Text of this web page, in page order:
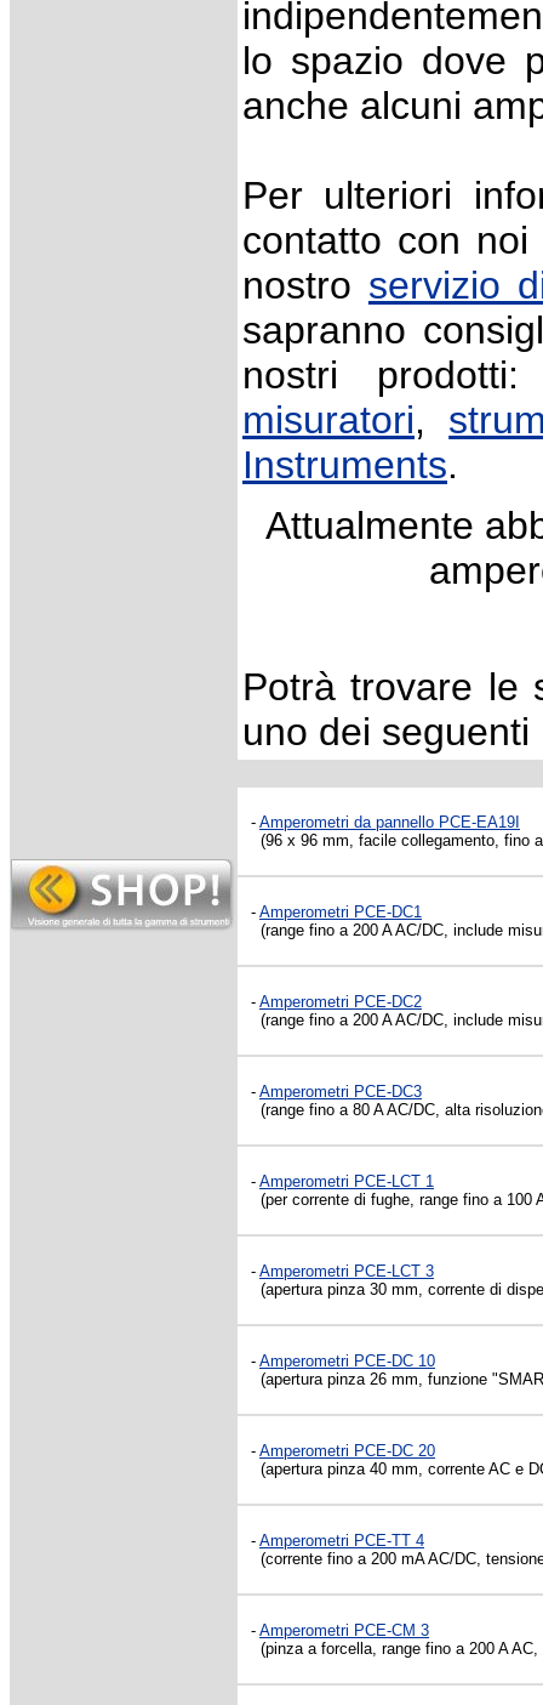
lo spazio dove
anche alcuni
Per ulteriori
contatto con
nostro servizio
sapranno
nostri
misuratori,
Instruments.
Attualmente
Potrà trovare le
uno dei seguenti
- Amperometri da pannello PCE-EA19I
(96 x 96 mm, facile collegamento, fino
- Amperometri PCE-DC1
(range fino a 200 A AC/DC, include
- Amperometri PCE-DC2
(range fino a 200 A AC/DC, include
- Amperometri PCE-DC3
(range fino a 80 A AC/DC, alta
- Amperometri PCE-LCT 1
(per corrente di fughe, range fino a 100
- Amperometri PCE-LCT 3
(apertura pinza 30 mm, corrente di
- Amperometri PCE-DC 10
(apertura pinza 26 mm, funzione
- Amperometri PCE-DC 20
(apertura pinza 40 mm, corrente AC e
- Amperometri PCE-TT 4
(corrente fino a 200 mA AC/DC,
- Amperometri PCE-CM 3
(pinza a forcella, range fino a 200 A